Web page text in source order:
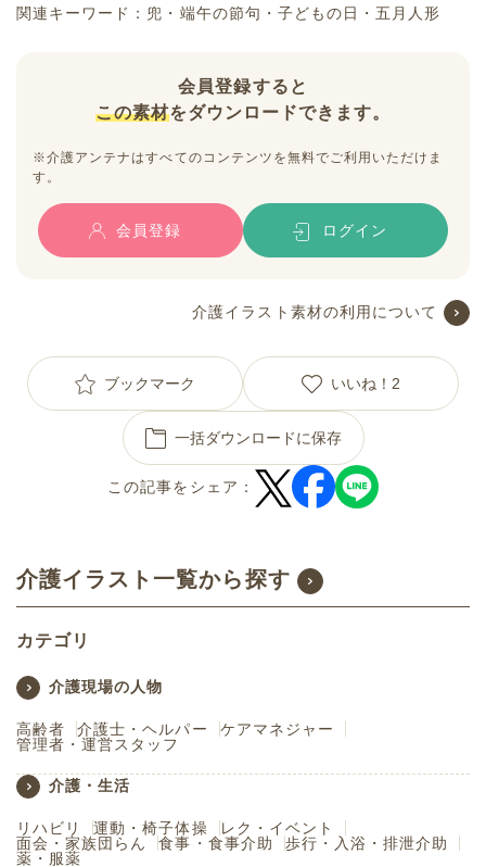
関連キーワード：兜・端午の節句・子どもの日・五月人形
会員登録すると
この素材をダウンロードできます。
※介護アンテナはすべてのコンテンツを無料でご利用いただけま
す。
会員登録 ログイン
介護イラスト素材の利用について
ブックマーク いいね！ 2
一括ダウンロードに保存
この記事をシェア：
介護イラスト一覧から探す
カテゴリ
介護現場の人物
高齢者 介護士・ヘルパー
ケアマネジャー
管理者・運営スタッフ
介護・生活
リハビリ 運動・椅子体操
レク・イベント
面会・家族団らん
食事・食事介助
歩行・入浴・排泄介助
薬・服薬